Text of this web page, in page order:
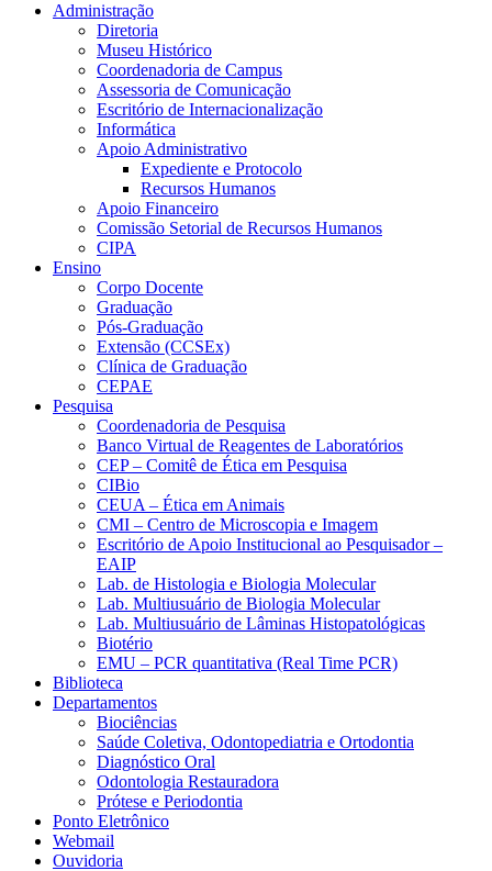
Administração
Diretoria
Museu Histórico
Coordenadoria de Campus
Assessoria de Comunicação
Escritório de Internacionalização
Informática
Apoio Administrativo
Expediente e Protocolo
Recursos Humanos
Apoio Financeiro
Comissão Setorial de Recursos Humanos
CIPA
Ensino
Corpo Docente
Graduação
Pós-Graduação
Extensão (CCSEx)
Clínica de Graduação
CEPAE
Pesquisa
Coordenadoria de Pesquisa
Banco Virtual de Reagentes de Laboratórios
CEP – Comitê de Ética em Pesquisa
CIBio
CEUA – Ética em Animais
CMI – Centro de Microscopia e Imagem
Escritório de Apoio Institucional ao Pesquisador –
EAIP
Lab. de Histologia e Biologia Molecular
Lab. Multiusuário de Biologia Molecular
Lab. Multiusuário de Lâminas Histopatológicas
Biotério
EMU – PCR quantitativa (Real Time PCR)
Biblioteca
Departamentos
Biociências
Saúde Coletiva, Odontopediatria e Ortodontia
Diagnóstico Oral
Odontologia Restauradora
Prótese e Periodontia
Ponto Eletrônico
Webmail
Ouvidoria